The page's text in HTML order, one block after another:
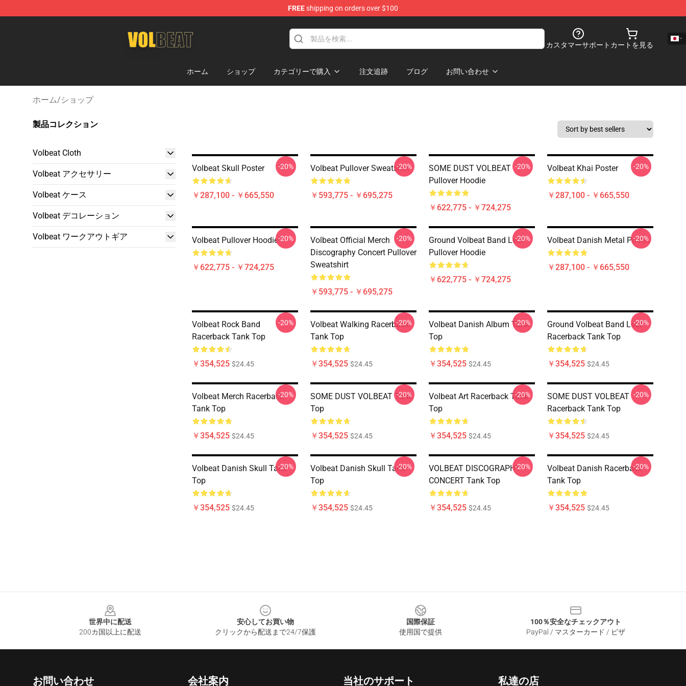
FREEshipping on orders over $100
カスタマーサポート カートを見る
ホーム ショップ カテゴリーで購入 注文追跡 ブログ お問い合わせ
ホーム/ショップ
製品コレクション
Volbeat Cloth
Volbeat アクセサリー
Volbeat ケース
Volbeat デコレーション
Volbeat ワークアウトギア
Volbeat Skull Poster
￥287,100 - ￥665,550
-20% Volbeat Pullover Sweatshirt
￥593,775 - ￥695,275
-20%
SOME DUST VOLBEAT
Pullover Hoodie
￥622,775 - ￥724,275
-20% Volbeat Khai Poster
￥287,100 - ￥665,550
-20%
Volbeat Pullover Hoodie
￥622,775 - ￥724,275
-20%
Volbeat Official Merch
Discography Concert Pullover
Sweatshirt
￥593,775 - ￥695,275
-20%
Ground Volbeat Band Leaf
Pullover Hoodie
￥622,775 - ￥724,275
-20% Volbeat Danish Metal Poster
￥287,100 - ￥665,550
-20%
Volbeat Rock Band
Racerback Tank Top
￥354,525 $24.45
-20%
Volbeat Walking Racerback
Tank Top
￥354,525 $24.45
-20%
Volbeat Danish Album Tank
Top
￥354,525 $24.45
-20%
Ground Volbeat Band Leaf
Racerback Tank Top
￥354,525 $24.45
-20%
Volbeat Merch Racerback
Tank Top
￥354,525 $24.45
-20%
SOME DUST VOLBEAT Tank
Top
￥354,525 $24.45
-20%
Volbeat Art Racerback Tank
Top
￥354,525 $24.45
-20%
SOME DUST VOLBEAT
Racerback Tank Top
￥354,525 $24.45
-20%
Volbeat Danish Skull Tank
Top
￥354,525 $24.45
-20%
Volbeat Danish Skull Tank
Top
￥354,525 $24.45
-20%
VOLBEAT DISCOGRAPHY
CONCERT Tank Top
￥354,525 $24.45
-20%
Volbeat Danish Racerback
Tank Top
￥354,525 $24.45
-20%
世界中に配送
200カ国以上に配送
安心してお買い物
クリックから配送まで24/7保護
国際保証
使用国で提供
100％安全なチェックアウト
PayPal / マスターカード / ビザ
お問い合わせ 会社案内 当社のサポート 私達の店